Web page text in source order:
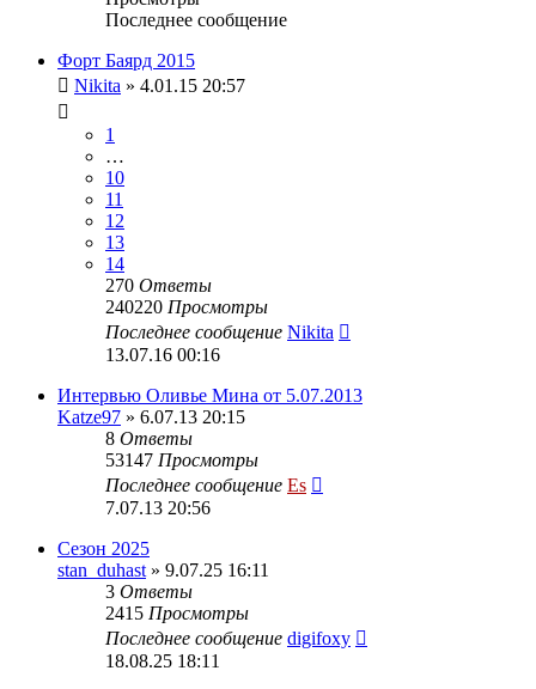
Последнее сообщение
Форт Баярд 2015
Nikita » 4.01.15 20:57
1
…
10
11
12
13
14
270 Ответы
240220 Просмотры
Последнее сообщение Nikita
13.07.16 00:16
Интервью Оливье Мина от 5.07.2013
Katze97 » 6.07.13 20:15
8 Ответы
53147 Просмотры
Последнее сообщение Es
7.07.13 20:56
Сезон 2025
stan_duhast » 9.07.25 16:11
3 Ответы
2415 Просмотры
Последнее сообщение digifoxy
18.08.25 18:11